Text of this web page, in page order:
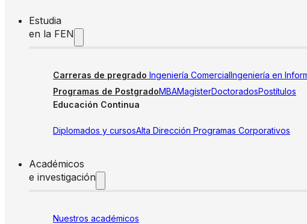
Estudia
en la FEN
Carreras de pregrado Ingeniería ComercialIngeniería en
Programas de PostgradoMBAMagísterDoctoradosPostítulos
Educación Continua
Diplomados y cursosAlta Dirección Programas Corporativos
Académicos
e investigación
Nuestros académicos